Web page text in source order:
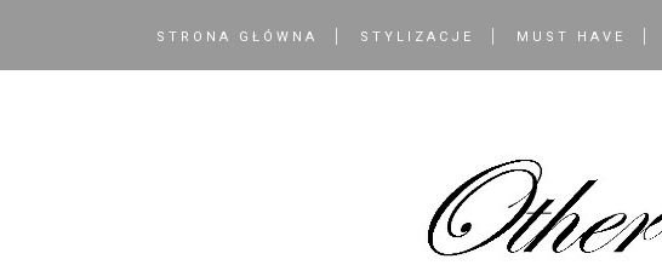
STRONA GŁÓWNA STYLIZACJE MUST HAVE